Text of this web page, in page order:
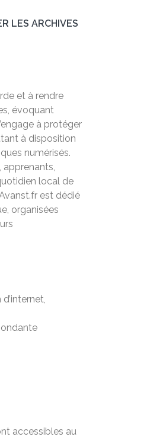
LES ARCHIVES
et à rendre
évoquant
à protéger
à disposition
numérisés.
apprenants,
local de
est dédié
organisées
accessibles au